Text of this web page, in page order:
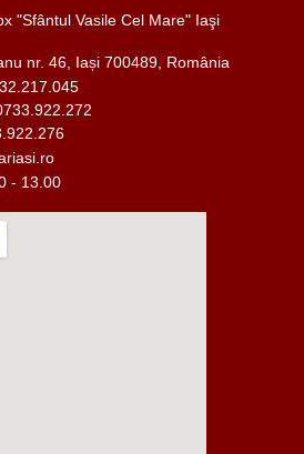
"Sfântul Vasile Cel Mare" Iaşi
nr. 46, Iași 700489, România
- 13.00